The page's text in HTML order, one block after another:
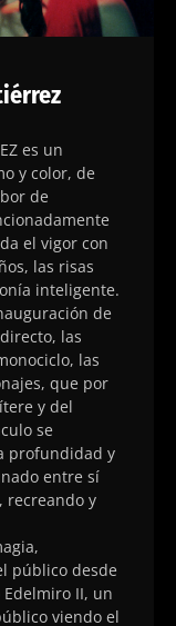
es un
y color, de
de
el vigor con
las risas
inteligente.
de
directo, las
las
que por
y del
se
profundidad y
entre sí
recreando y
público desde
II, un
viendo el